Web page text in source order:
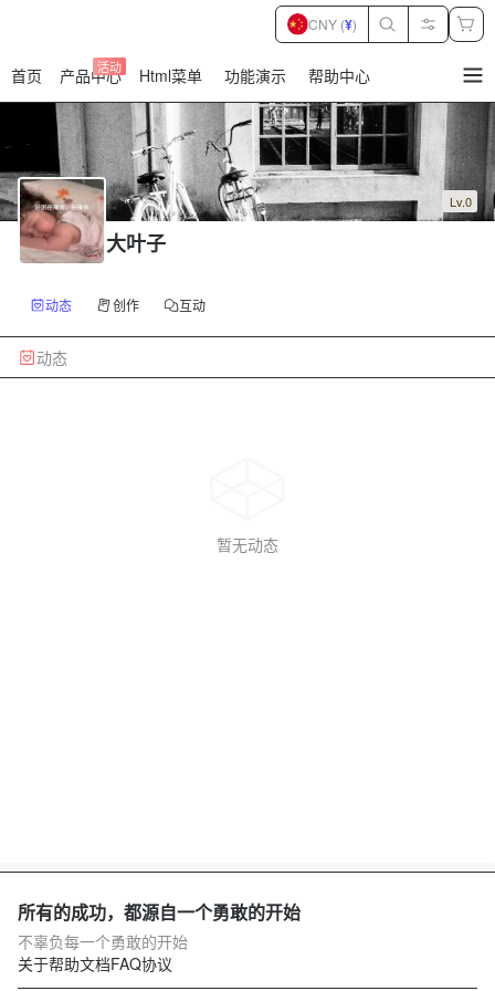
首页 产品中心
活动 Html菜单 功能演示 帮助中心
CNY (¥)
Lv.0
大叶子
动态 创作 互动
动态
暂无动态
所有的成功，都源自一个勇敢的开始
不辜负每一个勇敢的开始
关于帮助文档FAQ协议